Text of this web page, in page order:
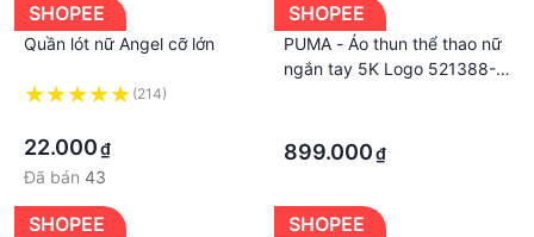
SHOPEE
Quần lót nữ Angel cỡ lớn
(214)
22.000₫
Đã bán 43
SHOPEE
PUMA - Áo thun thể thao nữ
ngắn tay 5K Logo 521388-
899.000₫
SHOPEE SHOPEE